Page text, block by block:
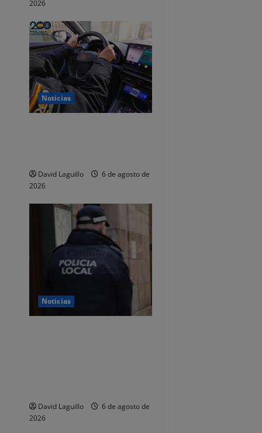
t
r
a
d
a
2026
Noticias
David Laguillo
6 de agosto de
2026
Noticias
David Laguillo
6 de agosto de
2026